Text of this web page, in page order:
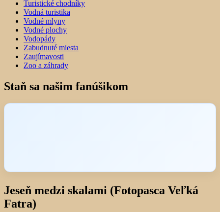
Turistické chodníky
Vodná turistika
Vodné mlyny
Vodné plochy
Vodopády
Zabudnuté miesta
Zaujímavosti
Zoo a záhrady
Staň sa našim fanúšikom
Jeseň medzi skalami (Fotopasca Veľká
Fatra)